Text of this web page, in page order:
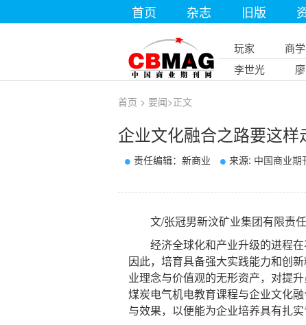
首页 杂志 旧版
玩家 商
李世光
首页 > 要闻>正文
企业文化融合之路要这样
责任编辑：新商业 来源: 中国商业期
文/张冠男新汶矿业集团有限责
经济全球化和产业升级的进程在
因此，培育具备强大实践能力和创
业理念与价值观的无形资产，对提
煤炭电气机电教育课程与企业文化
与效果，以便能为企业培养具有扎实